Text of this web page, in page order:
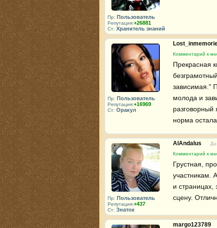
Пр: Пользователь
Репутация:+26881
Ст: Хранитель знаний
Пр: Пользователь
Репутация:+16969
Ст: Оракул
Комментарий к
Прекрасная
зависимая."
молода и
разговорный
норма
Пр: Пользователь
Репутация:+437
Ст: Знаток
AlAndalus
Комментарий к
Грустная,
участникам.
и страницах,
сцену.
margo123789